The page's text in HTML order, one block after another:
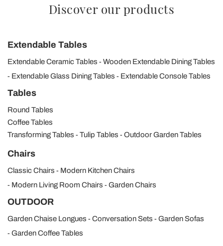
Discover our products
Extendable Tables
Extendable Ceramic Tables
Wooden Extendable Dining Tables
Extendable Glass Dining Tables
Extendable Console Tables
Tables
Round Tables
Coffee Tables
Transforming Tables
Tulip Tables Outdoor Garden Tables
Chairs
Classic Chairs
Modern Kitchen Chairs
Modern Living Room Chairs
Garden Chairs
OUTDOOR
Garden Chaise Longues Conversation Sets
Garden Sofas
Garden Coffee Tables